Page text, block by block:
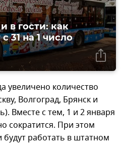
в гости: как
31 на 1 число
увеличено количество
Волгоград, Брянск и
Вместе с тем, 1 и 2 января
сократится. При этом
будут работать в штатном